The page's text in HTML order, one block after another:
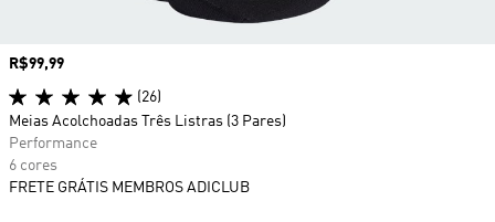
Preço
R$99,99
(26)
Meias Acolchoadas Três Listras (3 Pares)
Performance
6 cores
FRETE GRÁTIS MEMBROS ADICLUB